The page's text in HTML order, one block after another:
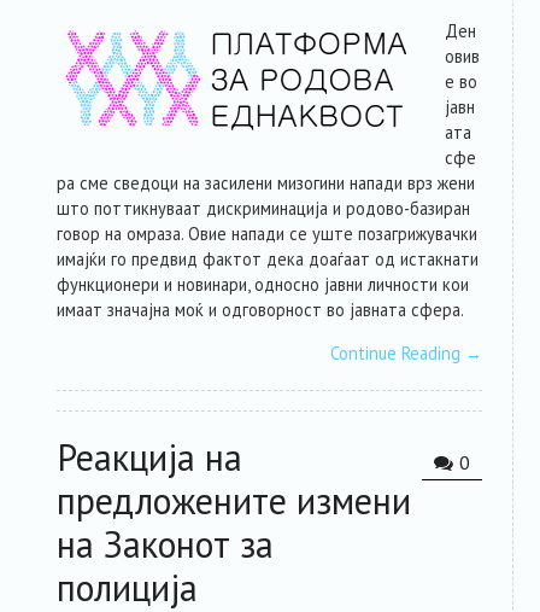
Ден
овив
е во
јавн
ата
сфе
ра сме сведоци на засилени мизогини напади врз жени
што поттикнуваат дискриминација и родово-базиран
говор на омраза. Овие напади се уште позагрижувачки
имајќи го предвид фактот дека доаѓаат од истакнати
функционери и новинари, односно јавни личности кои
имаат значајна моќ и одговорност во јавната сфера.
Continue Reading →
0
Реакција на
предложените измени
на Законот за
полиција